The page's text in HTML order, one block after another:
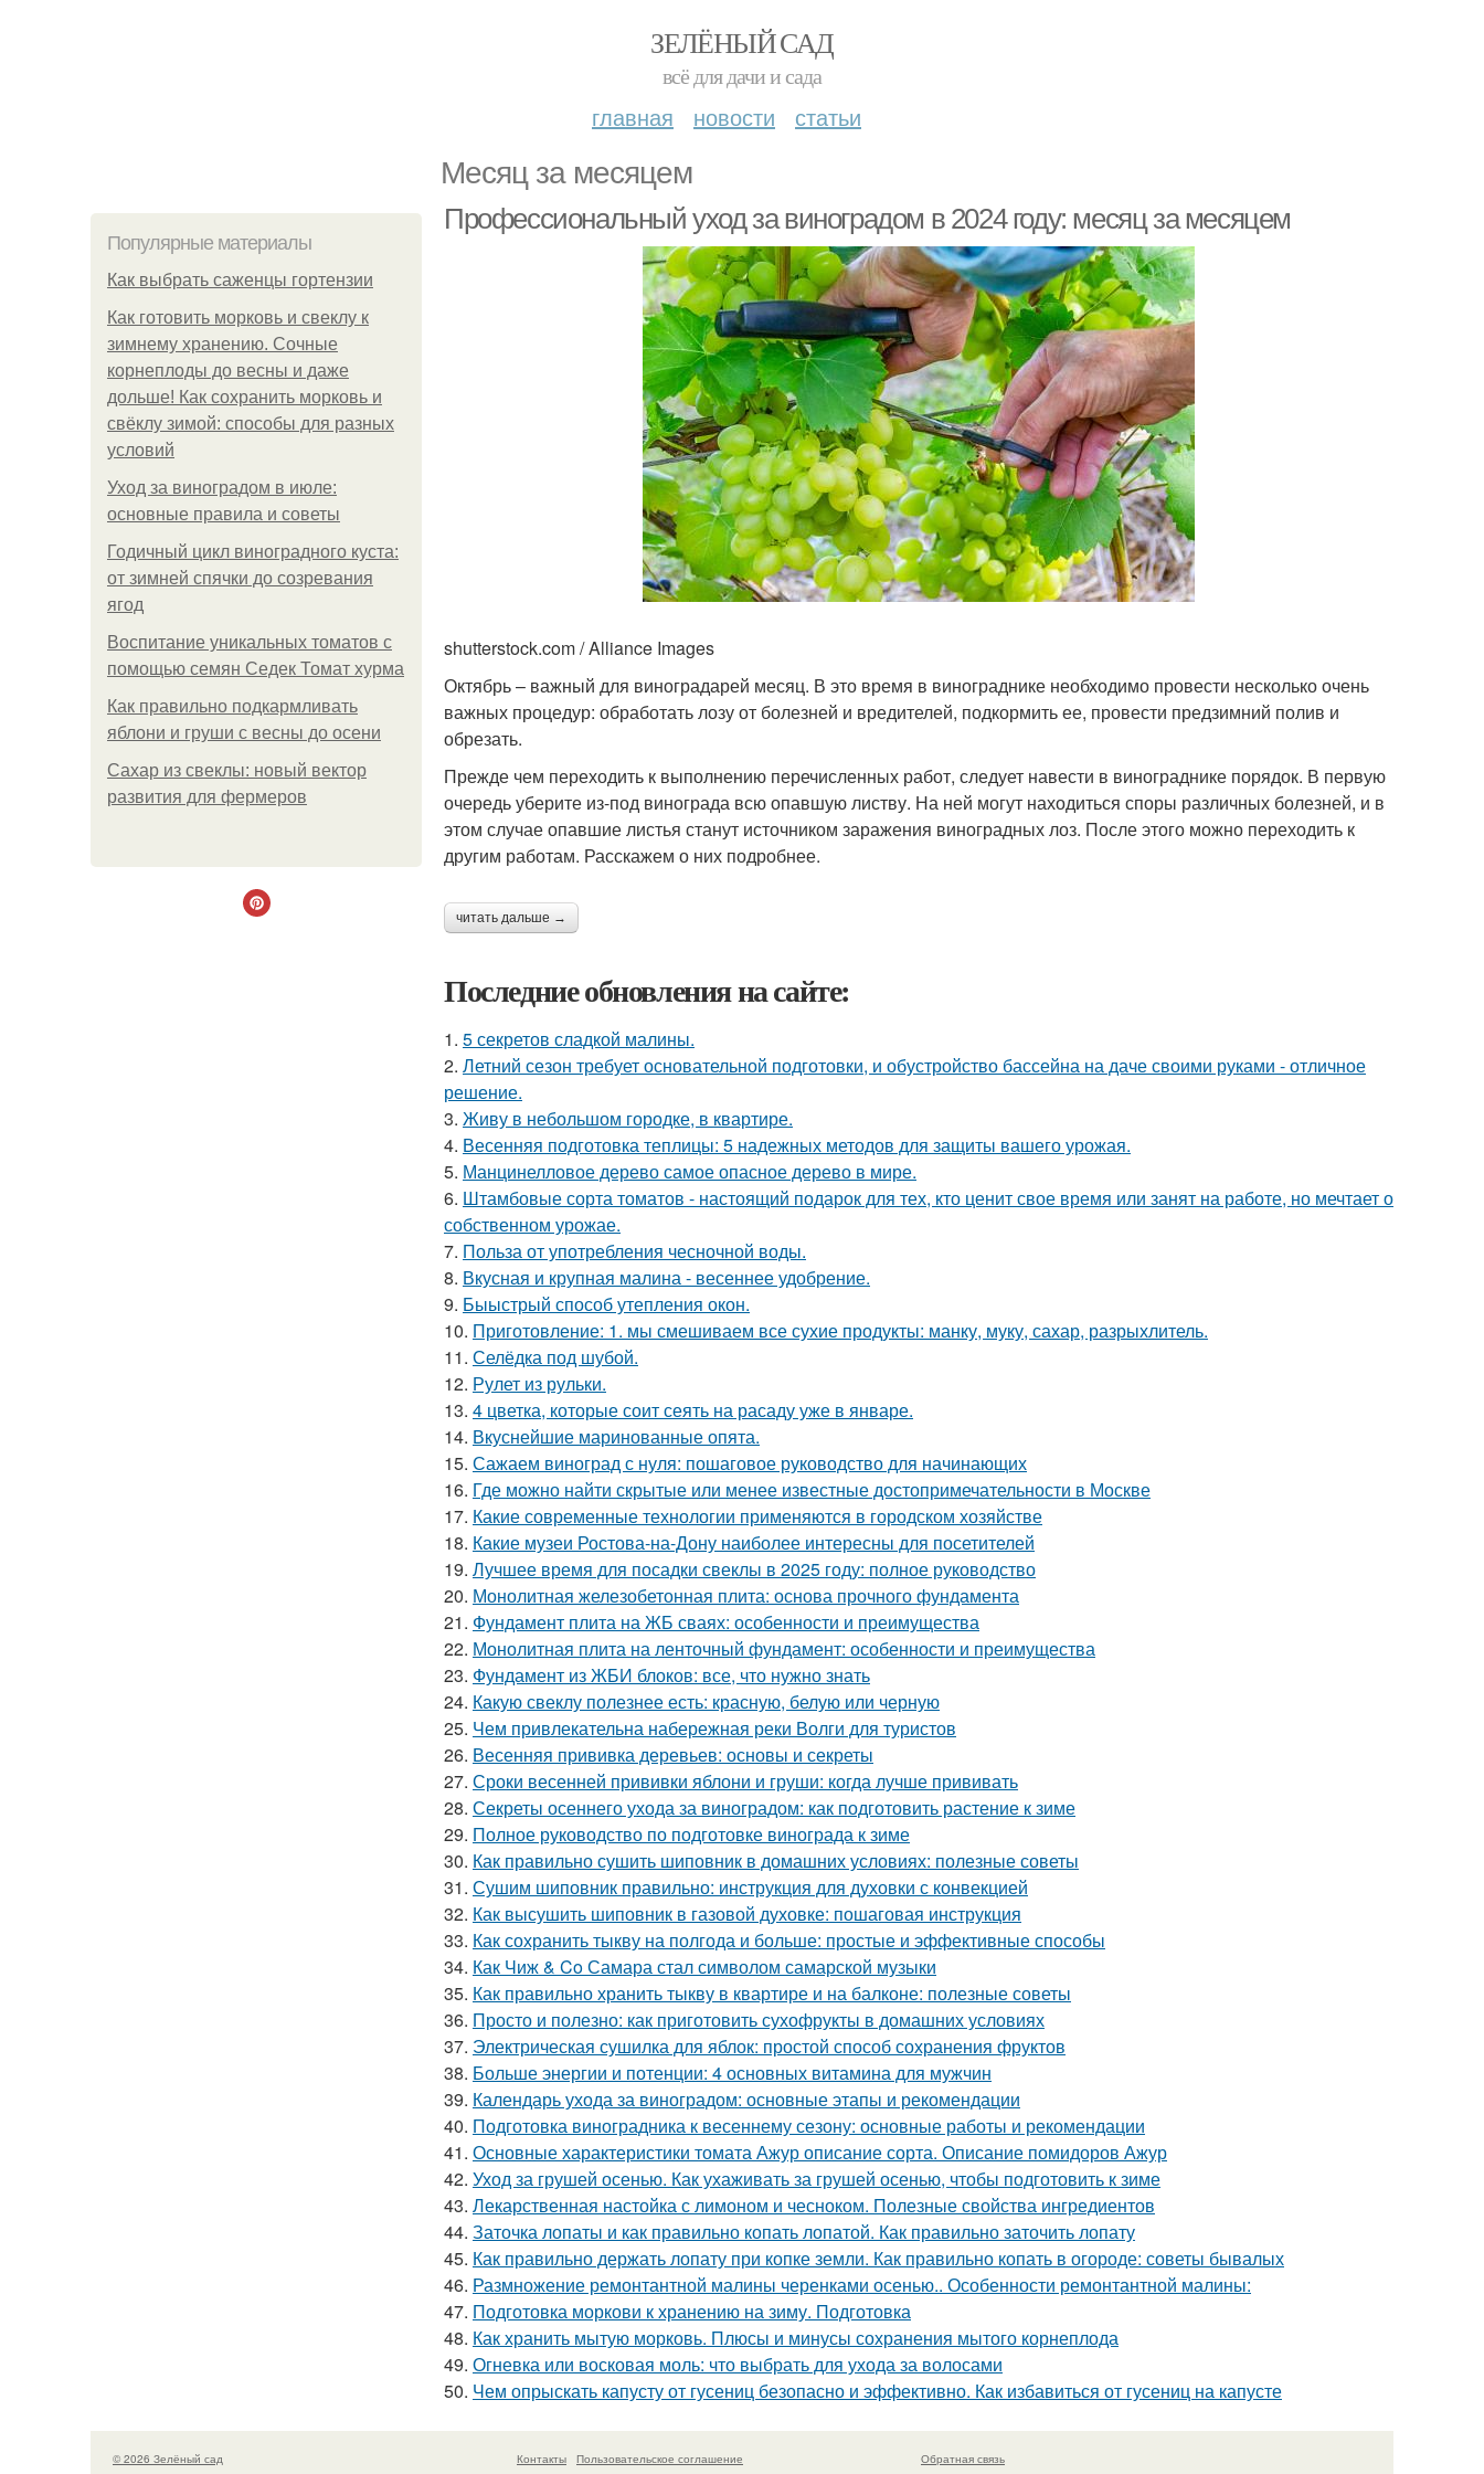
ЗЕЛЁНЫЙ САД
всё для дачи и сада
главная новости статьи
Месяц за месяцем
Популярные материалы
Как выбрать саженцы гортензии
Как готовить морковь и свеклу к
зимнему хранению. Сочные
корнеплоды до весны и даже
дольше! Как сохранить морковь и
свёклу зимой: способы для разных
условий
Уход за виноградом в июле:
основные правила и советы
Годичный цикл виноградного куста:
от зимней спячки до созревания
ягод
Воспитание уникальных томатов с
помощью семян Седек Томат хурма
Как правильно подкармливать
яблони и груши с весны до осени
Сахар из свеклы: новый вектор
развития для фермеров
Профессиональный уход за виноградом в 2024 году: месяц за месяцем
shutterstock.com / Alliance Images
Октябрь – важный для виноградарей месяц. В это время в винограднике необходимо провести несколько очень
важных процедур: обработать лозу от болезней и вредителей, подкормить ее, провести предзимний полив и
обрезать.
Прежде чем переходить к выполнению перечисленных работ, следует навести в винограднике порядок. В первую
очередь уберите из-под винограда всю опавшую листву. На ней могут находиться споры различных болезней, и в
этом случае опавшие листья станут источником заражения виноградных лоз. После этого можно переходить к
другим работам. Расскажем о них подробнее.
читать дальше →
Последние обновления на сайте:
1. 5 секретов сладкой малины.
2. Летний сезон требует основательной подготовки, и обустройство бассейна на даче своими руками - отличное
решение.
3. Живу в небольшом городке, в квартире.
4. Весенняя подготовка теплицы: 5 надежных методов для защиты вашего урожая.
5. Манцинелловое дерево самое опасное дерево в мире.
6. Штамбовые сорта томатов - настоящий подарок для тех, кто ценит свое время или занят на работе, но мечтает о
собственном урожае.
7. Польза от употребления чесночной воды.
8. Вкусная и крупная малина - весеннее удобрение.
9. Быыстрый способ утепления окон.
10. Приготовление: 1. мы смешиваем все сухие продукты: манку, муку, сахар, разрыхлитель.
11. Селёдка под шубой.
12. Рулет из рульки.
13. 4 цветка, которые соит сеять на расаду уже в январе.
14. Вкуснейшие маринованные опята.
15. Сажаем виноград с нуля: пошаговое руководство для начинающих
16. Где можно найти скрытые или менее известные достопримечательности в Москве
17. Какие современные технологии применяются в городском хозяйстве
18. Какие музеи Ростова-на-Дону наиболее интересны для посетителей
19. Лучшее время для посадки свеклы в 2025 году: полное руководство
20. Монолитная железобетонная плита: основа прочного фундамента
21. Фундамент плита на ЖБ сваях: особенности и преимущества
22. Монолитная плита на ленточный фундамент: особенности и преимущества
23. Фундамент из ЖБИ блоков: все, что нужно знать
24. Какую свеклу полезнее есть: красную, белую или черную
25. Чем привлекательна набережная реки Волги для туристов
26. Весенняя прививка деревьев: основы и секреты
27. Сроки весенней прививки яблони и груши: когда лучше прививать
28. Секреты осеннего ухода за виноградом: как подготовить растение к зиме
29. Полное руководство по подготовке винограда к зиме
30. Как правильно сушить шиповник в домашних условиях: полезные советы
31. Сушим шиповник правильно: инструкция для духовки с конвекцией
32. Как высушить шиповник в газовой духовке: пошаговая инструкция
33. Как сохранить тыкву на полгода и больше: простые и эффективные способы
34. Как Чиж & Co Самара стал символом самарской музыки
35. Как правильно хранить тыкву в квартире и на балконе: полезные советы
36. Просто и полезно: как приготовить сухофрукты в домашних условиях
37. Электрическая сушилка для яблок: простой способ сохранения фруктов
38. Больше энергии и потенции: 4 основных витамина для мужчин
39. Календарь ухода за виноградом: основные этапы и рекомендации
40. Подготовка виноградника к весеннему сезону: основные работы и рекомендации
41. Основные характеристики томата Ажур описание сорта. Описание помидоров Ажур
42. Уход за грушей осенью. Как ухаживать за грушей осенью, чтобы подготовить к зиме
43. Лекарственная настойка с лимоном и чесноком. Полезные свойства ингредиентов
44. Заточка лопаты и как правильно копать лопатой. Как правильно заточить лопату
45. Как правильно держать лопату при копке земли. Как правильно копать в огороде: советы бывалых
46. Размножение ремонтантной малины черенками осенью.. Особенности ремонтантной малины:
47. Подготовка моркови к хранению на зиму. Подготовка
48. Как хранить мытую морковь. Плюсы и минусы сохранения мытого корнеплода
49. Огневка или восковая моль: что выбрать для ухода за волосами
50. Чем опрыскать капусту от гусениц безопасно и эффективно. Как избавиться от гусениц на капусте
© 2026 Зелёный сад Контакты Пользовательское соглашение Обратная связь